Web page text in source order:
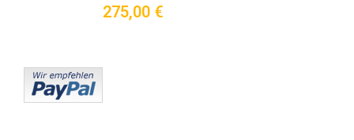
Wireless Android Auto™/CarPlay™ (5GHz WiFi)
OBD2-Diagnose mit Echtzeit-Fahrzeugdaten
Sprachsteuerung via Google Assistant/Siri
275,00 €